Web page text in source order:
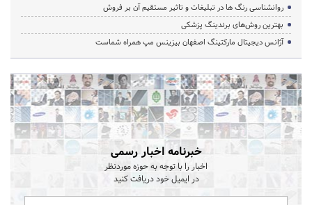
روانشناسی رنگ ها در تبلیغات و تاثیر مستقیم آن بر فروش
بهترین روش‌های برندینگ پزشکی
آژانس دیجیتال مارکتینگ اصفهان بیزینس مپ همراه شماست
خبرنامه اخبار رسمی
اخبار را با توجه به حوزه موردنظر
در ایمیل خود دریافت کنید